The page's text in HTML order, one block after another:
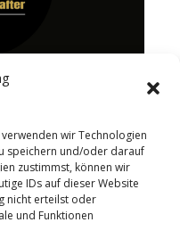
wir Technologien
speichern und/oder darauf
zustimmst, können wir
IDs auf dieser Website
nicht erteilst oder
und Funktionen